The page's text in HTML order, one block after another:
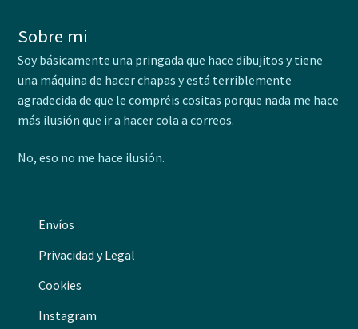
Sobre mi
Soy básicamente una pringada que hace dibujitos y tiene
una máquina de hacer chapas y está terriblemente
agradecida de que le compréis cositas porque nada me hace
más ilusión que ir a hacer cola a correos.
No, eso no me hace ilusión.
Envíos
Privacidad y Legal
Cookies
Instagram